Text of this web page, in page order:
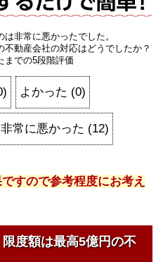
非常に悪かったでした。
動産会社の対応はどうでしたか？
までの5段階評価
) よかった (0)
非常に悪かった (12)
すので参考程度にお考え
度額は最高5億円の不